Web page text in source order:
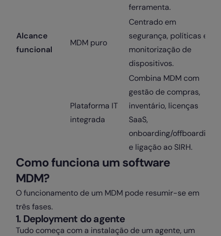
ferramenta.
Alcance
funcional
MDM puro
Centrado em
segurança, políticas e
monitorização de
dispositivos.
Plataforma IT
integrada
Combina MDM com
gestão de compras,
inventário, licenças
SaaS,
onboarding/offboarding
e ligação ao SIRH.
Como funciona um software
MDM?
O funcionamento de um MDM pode resumir-se em
três fases.
1. Deployment do agente
Tudo começa com a instalação de um agente, um